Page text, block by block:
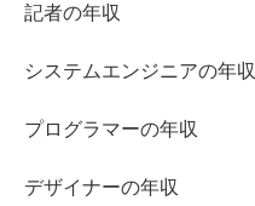
記者の年収
システムエンジニアの年収
プログラマーの年収
デザイナーの年収